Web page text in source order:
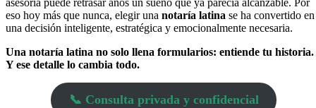
asesoría puede retrasar años un sueño que ya parecía alcanzable. Por
eso hoy más que nunca, elegir una notaría latina se ha convertido en
una decisión inteligente, estratégica y emocionalmente necesaria.
Una notaría latina no solo llena formularios: entiende tu historia.
Y ese detalle lo cambia todo.
📞 Consulta privada y confidencial